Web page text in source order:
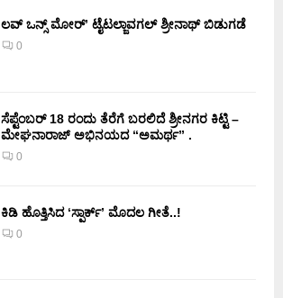
ಲವ್ ಒನ್ಸ್ ಮೋರ್’ ಟೈಟಲ್ಜಾವಗಲ್ ಶ್ರೀನಾಥ್ ಬಿಡುಗಡೆ
0
ಸೆಪ್ಟೆಂಬರ್ 18 ರಂದು ತೆರೆಗೆ ಬರಲಿದೆ ಶ್ರೀನಗರ ಕಿಟ್ಟಿ –
ಮೇಘನಾರಾಜ್ ಅಭಿನಯದ “ಅಮರ್ಥ” .
0
ಕಿಡಿ‌‌ ಹೊತ್ತಿಸಿದ ‘ಸ್ಪಾರ್ಕ್’ ಮೊದಲ‌ ಗೀತೆ..!
0